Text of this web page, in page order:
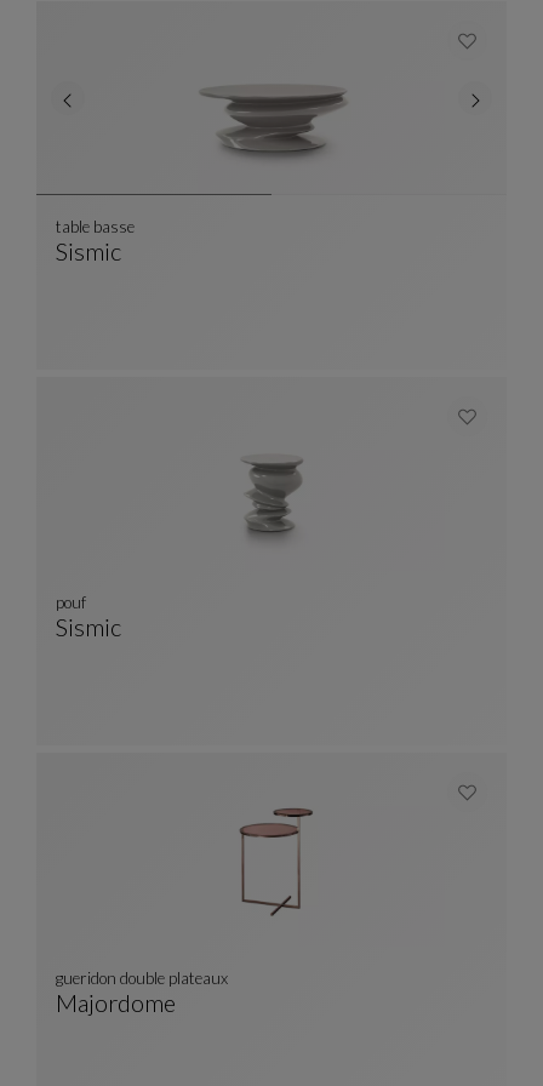
Sismic
table basse
Sismic
pouf
Majordome
gueridon double plateaux